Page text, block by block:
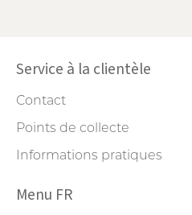
Service à la clientèle
Contact
Points de collecte
Informations pratiques
Menu FR